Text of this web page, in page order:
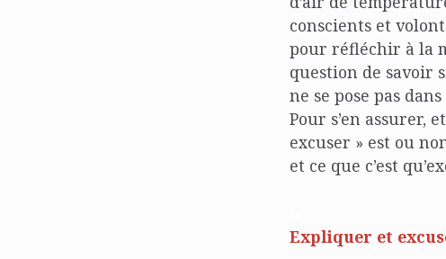
conscients et
pour réfléchir à la
question de savoir
ne se pose pas
Pour s’en assurer,
excuser » est ou
et ce que c’est
Expliquer et